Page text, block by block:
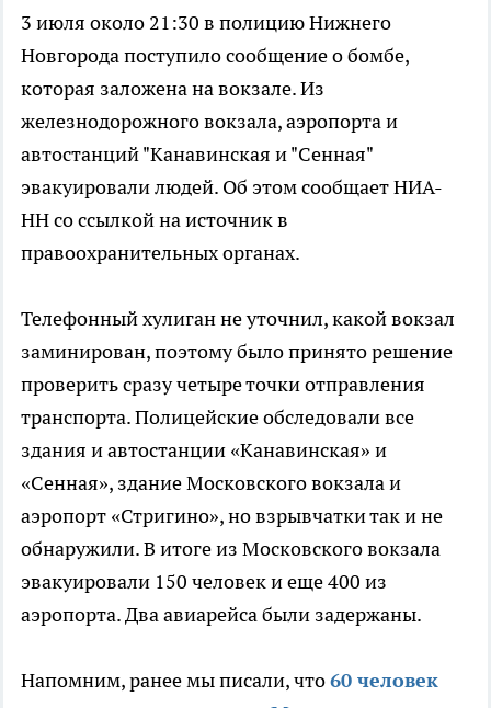
3 июля около 21:30 в полицию Нижнего
Новгорода поступило сообщение о бомбе,
которая заложена на вокзале. Из
железнодорожного вокзала, аэропорта и
автостанций "Канавинская и "Сенная"
эвакуировали людей. Об этом сообщает НИА-
НН со ссылкой на источник в
правоохранительных органах.
Телефонный хулиган не уточнил, какой вокзал
заминирован, поэтому было принято решение
проверить сразу четыре точки отправления
транспорта. Полицейские обследовали все
здания и автостанции «Канавинская» и
«Сенная», здание Московского вокзала и
аэропорт «Стригино», но взрывчатки так и не
обнаружили. В итоге из Московского вокзала
эвакуировали 150 человек и еще 400 из
аэропорта. Два авиарейса были задержаны.
Напомним, ранее мы писали, что60 человек